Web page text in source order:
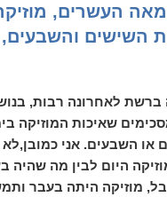
העשרים,
השישים והשבעים,
לאחרונה רבות,
שאיכות המוזיקה
או השבעים. אני
היום לבין מה שהיה
מוזיקה היתה בעבר